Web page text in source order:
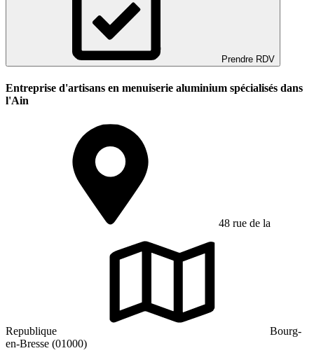
Prendre RDV
Entreprise d'artisans en menuiserie aluminium spécialisés dans
l'Ain
48 rue de la
Republique
Bourg-
en-Bresse (01000)